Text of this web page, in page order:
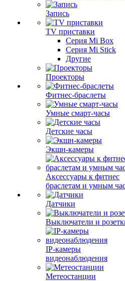
Запись
TV приставки
Серия Mi Box
Серия Mi Stick
Другие
Проекторы
Фитнес-браслеты
Умные смарт-часы
Детские часы
Экшн-камеры
Аксессуары к фитнес
браслетам и умным
Датчики
Выключатели и
IP-камеры
видеонаблюдения
Метеостанции